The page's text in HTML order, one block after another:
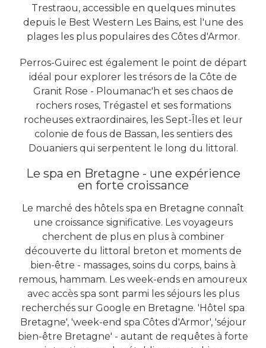
Trestraou, accessible en quelques minutes
depuis le Best Western Les Bains, est l'une des
plages les plus populaires des Côtes d'Armor.
Perros-Guirec est également le point de départ
idéal pour explorer les trésors de la Côte de
Granit Rose - Ploumanac'h et ses chaos de
rochers roses, Trégastel et ses formations
rocheuses extraordinaires, les Sept-Îles et leur
colonie de fous de Bassan, les sentiers des
Douaniers qui serpentent le long du littoral.
Le spa en Bretagne - une expérience
en forte croissance
Le marché des hôtels spa en Bretagne connaît
une croissance significative. Les voyageurs
cherchent de plus en plus à combiner
découverte du littoral breton et moments de
bien-être - massages, soins du corps, bains à
remous, hammam. Les week-ends en amoureux
avec accès spa sont parmi les séjours les plus
recherchés sur Google en Bretagne. 'Hôtel spa
Bretagne', 'week-end spa Côtes d'Armor', 'séjour
bien-être Bretagne' - autant de requêtes à forte